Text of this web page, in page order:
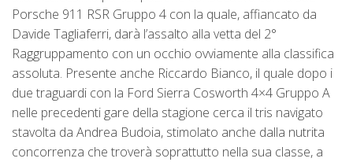
Porsche 911 RSR Gruppo 4 con la quale, affiancato da
Davide Tagliaferri, darà l’assalto alla vetta del 2°
Raggruppamento con un occhio ovviamente alla classifica
assoluta. Presente anche Riccardo Bianco, il quale dopo i
due traguardi con la Ford Sierra Cosworth 4×4 Gruppo A
nelle precedenti gare della stagione cerca il tris navigato
stavolta da Andrea Budoia, stimolato anche dalla nutrita
concorrenza che troverà soprattutto nella sua classe, a